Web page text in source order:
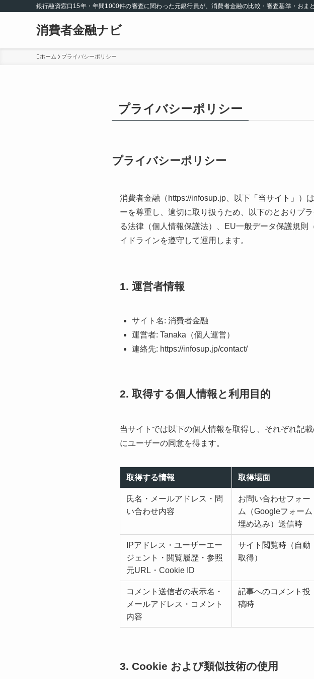
銀行融資窓口15年・年間1000件の審査に関わった元銀行員が、消費者金融の比較・審査基準・おま
消費者金融ナビ
ホーム プライバシーポリシー
プライバシーポリシー
プライバシーポリシー
消費者金融（https://infosup.jp、以下「当サイト」）
ーを尊重し、適切に取り扱うため、以下のとおりプ
る法律（個人情報保護法）、EU一般データ保護規
イドラインを遵守して運用します。
1. 運営者情報
サイト名: 消費者金融
運営者: Tanaka（個人運営）
連絡先: https://infosup.jp/contact/
2. 取得する個人情報と利用目的
当サイトでは以下の個人情報を取得し、それぞれ記
にユーザーの同意を得ます。
取得する情報 取得場面
氏名・メールアドレス・問
い合わせ内容
お問い合わせフォー
ム（Googleフォーム
埋め込み）送信時
IPアドレス・ユーザーエー
ジェント・閲覧履歴・参照
元URL・Cookie ID
サイト閲覧時（自動
取得）
コメント送信者の表示名・
メールアドレス・コメント
内容
記事へのコメント投
稿時
3. Cookie および類似技術の使用